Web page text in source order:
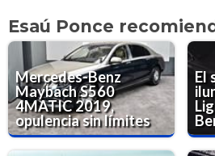
Esaú Ponce
Mercedes-Benz
Maybach S560
4MATIC 2019,
opulencia sin límites
El